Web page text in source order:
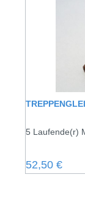
5 Laufende(r)
Regulärer
52,50 €